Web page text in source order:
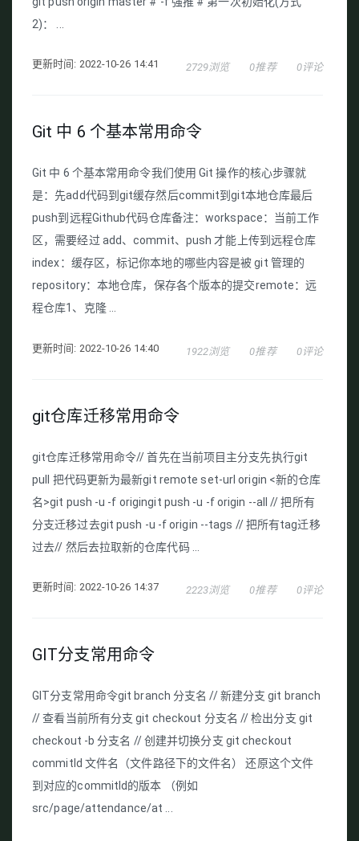
2)： ...
更新时间: 2022-10-26 14:41 2729浏览 0推荐 0评论
Git 中 6 个基本常用命令
Git 中 6 个基本常用命令我们使用 Git 操作的核心步骤就
是：先add代码到git缓存然后commit到git本地仓库最后
push到远程Github代码仓库备注：workspace：当前工作
区，需要经过 add、commit、push 才能上传到远程仓库
index：缓存区，标记你本地的哪些内容是被 git 管理的
repository：本地仓库，保存各个版本的提交remote：远
程仓库1、克隆 ...
更新时间: 2022-10-26 14:40 1922浏览 0推荐 0评论
git仓库迁移常用命令
git仓库迁移常用命令// 首先在当前项目主分支先执行git
pull 把代码更新为最新git remote set-url origin <新的仓库
名>git push -u -f origingit push -u -f origin --all // 把所有
分支迁移过去git push -u -f origin --tags // 把所有tag迁移
过去// 然后去拉取新的仓库代码 ...
更新时间: 2022-10-26 14:37 2223浏览 0推荐 0评论
GIT分支常用命令
GIT分支常用命令git branch 分支名 // 新建分支 git branch
// 查看当前所有分支 git checkout 分支名 // 检出分支 git
checkout -b 分支名 // 创建并切换分支 git checkout
commitId 文件名（文件路径下的文件名） 还原这个文件
到对应的commitId的版本 （例如
src/page/attendance/at ...